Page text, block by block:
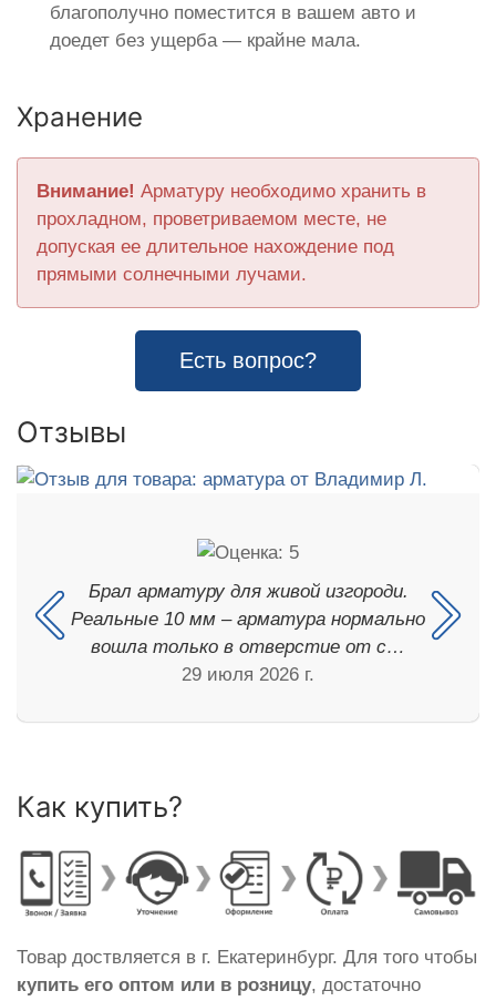
благополучно поместится в вашем авто и
доедет без ущерба — крайне мала.
Хранение
Внимание! Арматуру необходимо хранить в
прохладном, проветриваемом месте, не
допуская ее длительное нахождение под
прямыми солнечными лучами.
Есть вопрос?
Отзывы
Брал арматуру для живой изгороди.
Реальные 10 мм – арматура нормально
вошла только в отверстие от с…
29 июля 2026 г.
Как купить?
Товар доствляется в г. Екатеринбург. Для того чтобы
купить его оптом или в розницу, достаточно